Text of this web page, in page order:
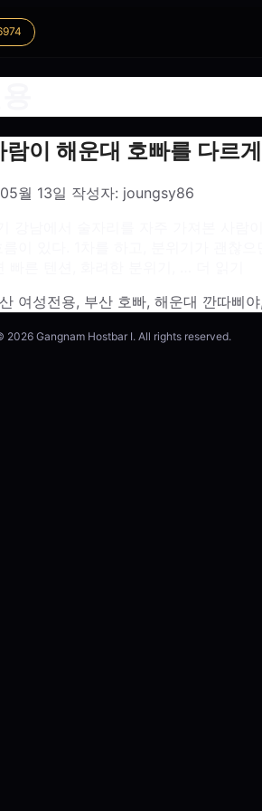
이 해운대 호빠를 다르
월 13일 작성자: joungsy86
여성전용, 부산 호빠, 해운대 깐따삐야,
2026 Gangnam Hostbar I. All rights reserved.